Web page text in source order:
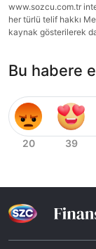
www.sozcu.com.tr
her türlü telif hakkı
kaynak gösterilerek
Bu habere